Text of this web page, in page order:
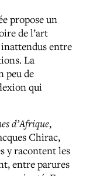
propose un
de l’art
entre
La
peu de
qui
d’Afrique,
Chirac,
y racontent les
entre parures